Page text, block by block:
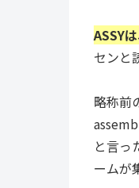
ASSY
センと
略称前
と言っ
ームが